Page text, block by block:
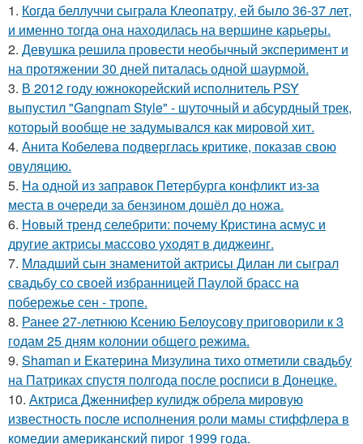
1. Когда беллуччи сыграла Клеопатру, ей было 36-37 лет,
и именно тогда она находилась на вершине карьеры.
2. Девушка решила провести необычный эксперимент и
на протяжении 30 дней питалась одной шаурмой.
3. В 2012 году южнокорейский исполнитель PSY
выпустил "Gangnam Style" - шуточный и абсурдный трек,
который вообще не задумывался как мировой хит.
4. Анита Кобелева подверглась критике, показав свою
овуляцию.
5. На одной из заправок Петербурга конфликт из-за
места в очереди за бензином дошёл до ножа.
6. Новый тренд селебрити: почему Кристина асмус и
другие актрисы массово уходят в диджеинг.
7. Младший сын знаменитой актрисы Дилан ли сыграл
свадьбу со своей избранницей Паулой брасс на
побережье сен - тропе.
8. Ранее 27-летнюю Ксению Белоусову приговорили к 3
годам 25 дням колонии общего режима.
9. Shaman и Екатерина Мизулина тихо отметили свадьбу
на Патриках спустя полгода после росписи в Донецке.
10. Актриса Дженнифер кулидж обрела мировую
известность после исполнения роли мамы стиффлера в
комедии американский пирог 1999 года.